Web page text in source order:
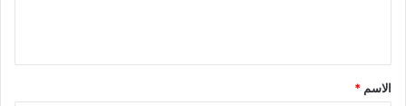
*
الاسم *